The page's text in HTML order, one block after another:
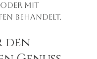
mit
behandelt.
den